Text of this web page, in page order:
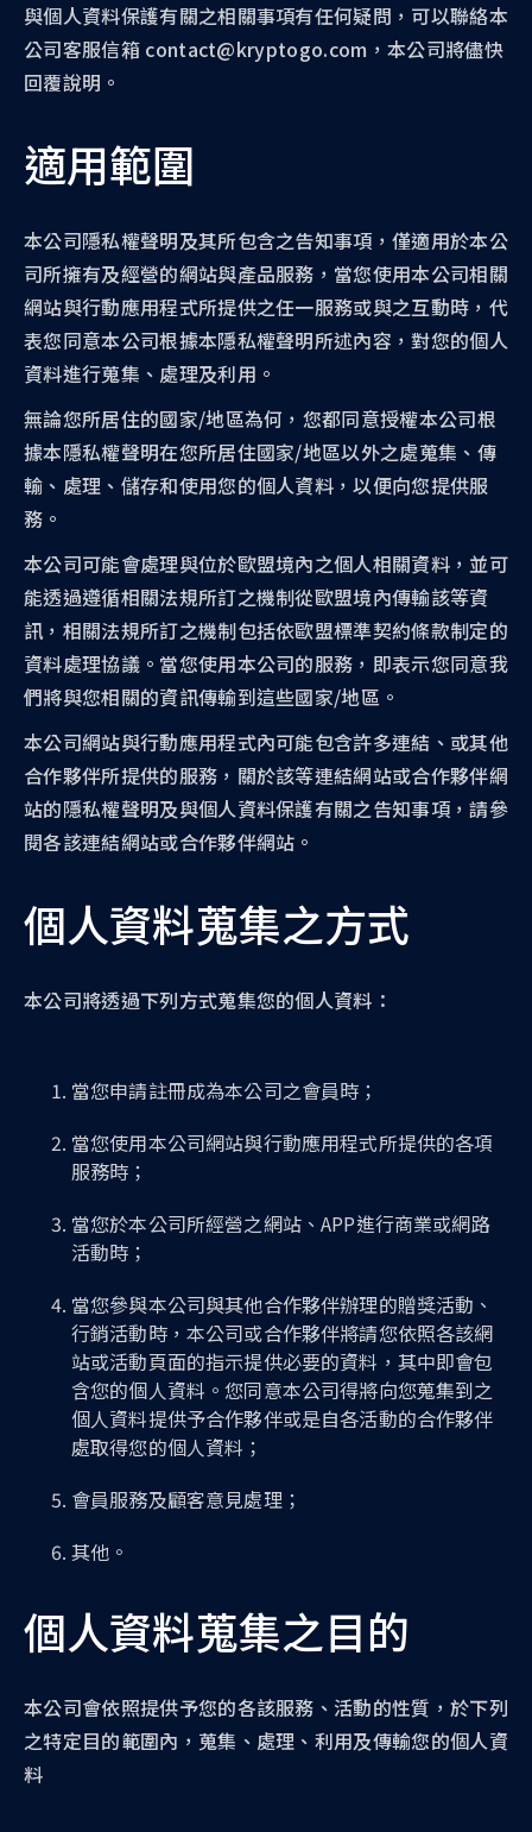
與個人資料保護有關之相關事項有任何疑問，可以聯絡本
公司客服信箱 contact@kryptogo.com，本公司將儘快
回覆說明。
適用範圍
本公司隱私權聲明及其所包含之告知事項，僅適用於本公
司所擁有及經營的網站與產品服務，當您使用本公司相關
網站與行動應用程式所提供之任一服務或與之互動時，代
表您同意本公司根據本隱私權聲明所述內容，對您的個人
資料進行蒐集、處理及利用。
無論您所居住的國家/地區為何，您都同意授權本公司根
據本隱私權聲明在您所居住國家/地區以外之處蒐集、傳
輸、處理、儲存和使用您的個人資料，以便向您提供服
務。
本公司可能會處理與位於歐盟境內之個人相關資料，並可
能透過遵循相關法規所訂之機制從歐盟境內傳輸該等資
訊，相關法規所訂之機制包括依歐盟標準契約條款制定的
資料處理協議。當您使用本公司的服務，即表示您同意我
們將與您相關的資訊傳輸到這些國家/地區。
本公司網站與行動應用程式內可能包含許多連結、或其他
合作夥伴所提供的服務，關於該等連結網站或合作夥伴網
站的隱私權聲明及與個人資料保護有關之告知事項，請參
閱各該連結網站或合作夥伴網站。
個人資料蒐集之方式
本公司將透過下列方式蒐集您的個人資料：
當您申請註冊成為本公司之會員時；
當您使用本公司網站與行動應用程式所提供的各項
服務時；
當您於本公司所經營之網站、APP進行商業或網路
活動時；
當您參與本公司與其他合作夥伴辦理的贈獎活動、
行銷活動時，本公司或合作夥伴將請您依照各該網
站或活動頁面的指示提供必要的資料，其中即會包
含您的個人資料。您同意本公司得將向您蒐集到之
個人資料提供予合作夥伴或是自各活動的合作夥伴
處取得您的個人資料；
會員服務及顧客意見處理；
其他。
個人資料蒐集之目的
本公司會依照提供予您的各該服務、活動的性質，於下列
之特定目的範圍內，蒐集、處理、利用及傳輸您的個人資
料